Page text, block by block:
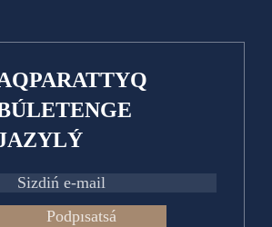
Podpısatsá